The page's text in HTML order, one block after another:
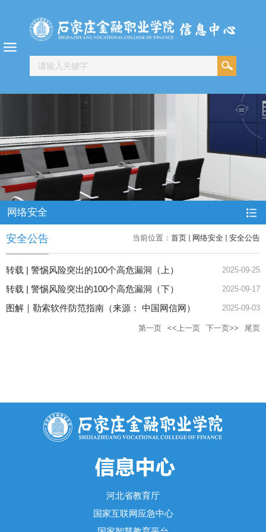
网络安全
当前位置： 首页 网络安全 安全公告
安全公告
转载 | 警惕风险突出的100个高危漏洞（上） 2025-09-25
转载 | 警惕风险突出的100个高危漏洞（下） 2025-09-17
图解｜勒索软件防范指南（来源： 中国网信网） 2025-09-03
第一页 <<上一页 下一页>> 尾页
河北省教育厅
国家互联网应急中心